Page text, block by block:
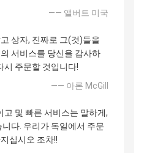
—— 앨버트 미국
상자, 진짜로 그(것)들을
서비스를 당신을 감사하
시 주문할 것입니다!
—— 아론 McGill
고 및 빠른 서비스는 말하게,
다. 우리가 독일에서 주문
십시오 조차!!